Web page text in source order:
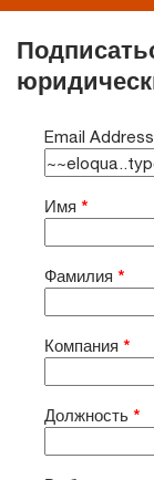
Email Address
Имя *
Фамилия *
Компания *
Должность *